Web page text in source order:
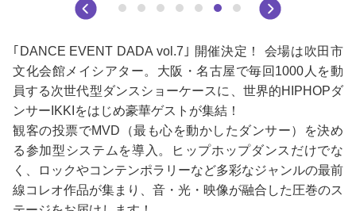
｢DANCE EVENT DADA vol.7｣ 開催決定！ 会場は吹田市
文化会館メイシアター。大阪・名古屋で毎回1000人を動
員する次世代型ダンスショーケースに、世界的HIPHOPダ
ンサーIKKIをはじめ豪華ゲストが集結！
観客の投票でMVD（最も心を動かしたダンサー）を決め
る参加型システムを導入。ヒップホップダンスだけでな
く、ロックやコンテンポラリーなど多彩なジャンルの最前
線コレオ作品が集まり、音・光・映像が融合した圧巻のス